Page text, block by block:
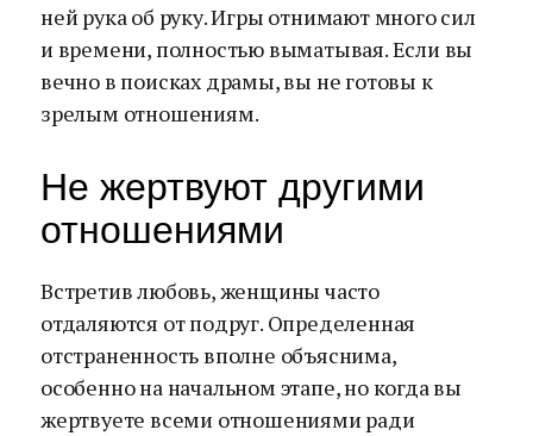
ней рука об руку. Игры отнимают много сил
и времени, полностью выматывая. Если вы
вечно в поисках драмы, вы не готовы к
зрелым отношениям.
Не жертвуют другими
отношениями
Встретив любовь, женщины часто
отдаляются от подруг. Определенная
отстраненность вполне объяснима,
особенно на начальном этапе, но когда вы
жертвуете всеми отношениями ради